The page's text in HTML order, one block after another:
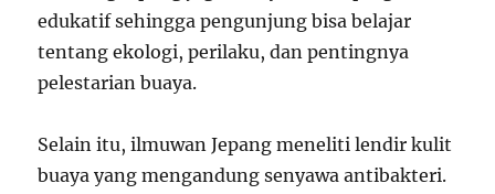
edukatif sehingga pengunjung bisa belajar
tentang ekologi, perilaku, dan pentingnya
pelestarian buaya.
Selain itu, ilmuwan Jepang meneliti lendir kulit
buaya yang mengandung senyawa antibakteri.